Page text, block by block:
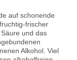
auf schonende
frischer
und das
Alkohol. Viel